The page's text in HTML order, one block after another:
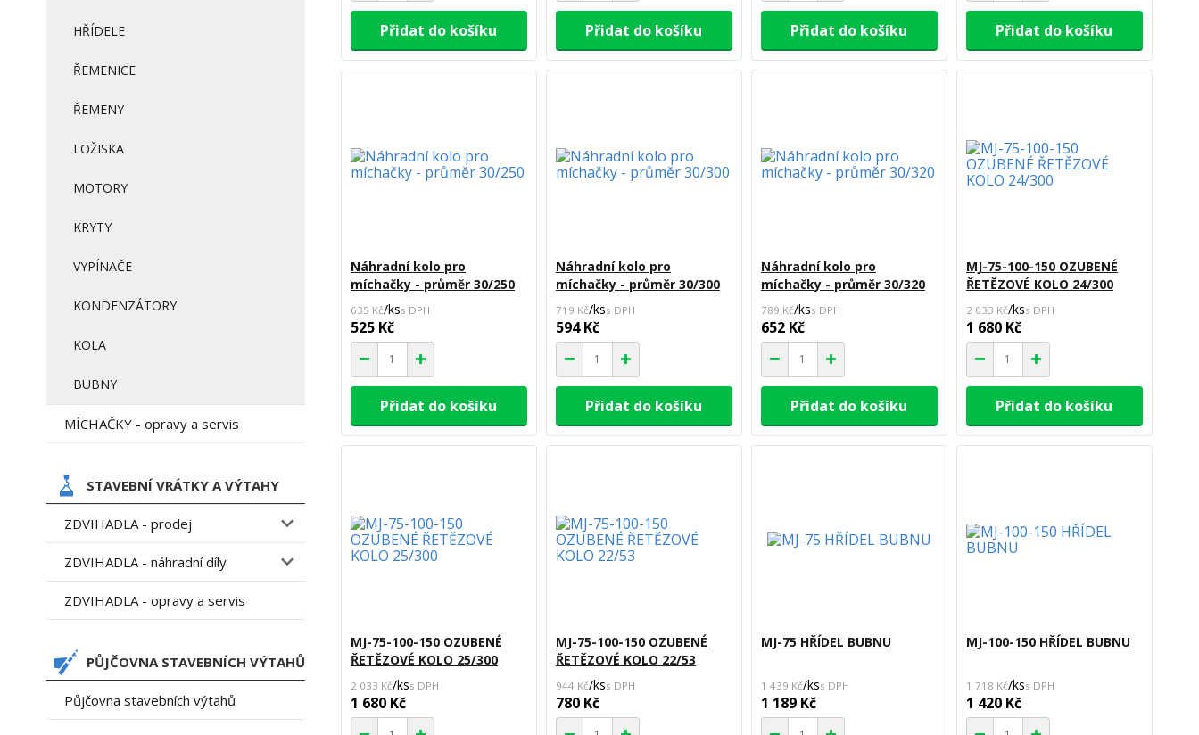
HŘÍDELE
ŘEMENICE
ŘEMENY
LOŽISKA
MOTORY
KRYTY
VYPÍNAČE
KONDENZÁTORY
KOLA
BUBNY
MÍCHAČKY - opravy a servis
STAVEBNÍ VRÁTKY A VÝTAHY
ZDVIHADLA - prodej
ZDVIHADLA - náhradní díly
ZDVIHADLA - opravy a servis
PŮJČOVNA STAVEBNÍCH VÝTAHŮ
Půjčovna stavebních výtahů
Přidat do košíku Přidat do košíku Přidat do košíku Přidat do košíku
Náhradní kolo pro
míchačky - průměr 30/250
635 Kč/ks
525 Kč
Přidat do košíku
Náhradní kolo pro
míchačky - průměr 30/300
719 Kč/ks
594 Kč
Přidat do košíku
Náhradní kolo pro
míchačky - průměr 30/320
789 Kč/ks
652 Kč
Přidat do košíku
MJ-75-100-150 OZUBENÉ
ŘETĚZOVÉ KOLO 24/300
2 033 Kč/ks
1 680 Kč
Přidat do košíku
MJ-75-100-150 OZUBENÉ
ŘETĚZOVÉ KOLO 25/300
2 033 Kč/ks
1 680 Kč
MJ-75-100-150 OZUBENÉ
ŘETĚZOVÉ KOLO 22/53
944 Kč/ks
780 Kč
MJ-75 HŘÍDEL BUBNU
1 439 Kč/ks
1 189 Kč
MJ-100-150 HŘÍDEL BUBNU
1 718 Kč/ks
1 420 Kč